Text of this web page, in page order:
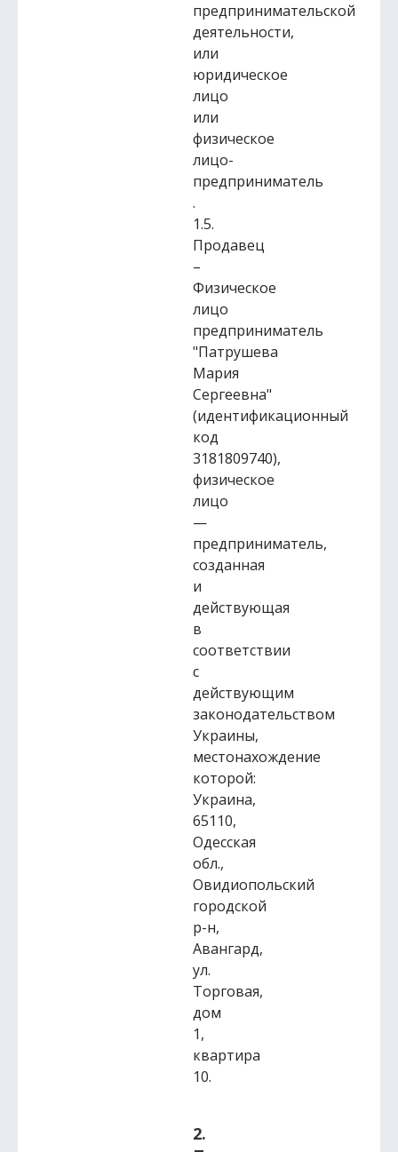
предпринимательской
деятельности,
или
юридическое
лицо
или
физическое
лицо-
предприниматель
.
1.5.
Продавец
–
Физическое
лицо
предприниматель
"Патрушева
Мария
Сергеевна"
(идентификационный
код
3181809740),
физическое
лицо
—
предприниматель,
созданная
и
действующая
в
соответствии
с
действующим
законодательством
Украины,
местонахождение
которой:
Украина,
65110,
Одесская
обл.,
Овидиопольский
городской
р-н,
Авангард,
ул.
Торговая,
дом
1,
квартира
10.
2.